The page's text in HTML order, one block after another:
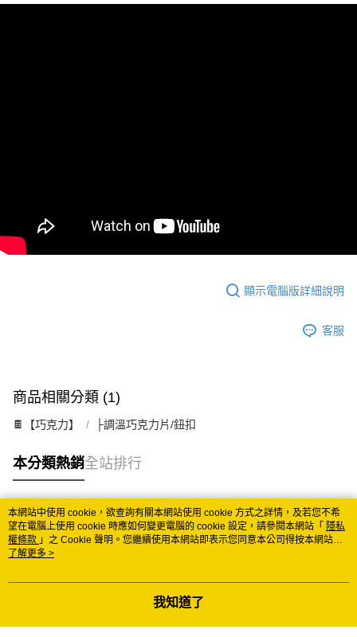
顯示電腦版詳細說明
客服
商品相關分類 (1)
🍫【巧克力】 ├調溫巧克力片/鈕扣
本分類熱銷全站排行
熱門標籤
本網站中使用 cookie，欲查詢有關本網站使用 cookie 方式之詳情，及若您不希
望在電腦上使用 cookie 時應如何變更電腦的 cookie 設定，請參閱本網站「 隱私
權條款 」之 Cookie 聲明。您繼續使用本網站即表示您同意本公司得按本網站使
用條款之 Cookie 聲明使用 cookie。
了解更多 >
我知道了